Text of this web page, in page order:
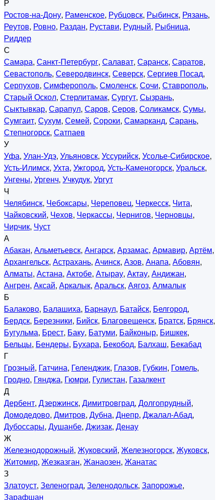
Р
Ростов-на-Дону, Раменское, Рубцовск, Рыбинск, Рязань,
Реутов, Ровно, Раздан, Рустави, Рудный, Рыбница,
Риддер
С
Самара, Санкт-Петербург, Салават, Саранск, Саратов,
Севастополь, Северодвинск, Северск, Сергиев Посад,
Серпухов, Симферополь, Смоленск, Сочи, Ставрополь,
Старый Оскол, Стерлитамак, Сургут, Сызрань,
Сыктывкар, Сарапул, Саров, Серов, Соликамск, Сумы,
Сумгаит, Сухум, Семей, Сороки, Самарканд, Сарань,
Степногорск, Сатпаев
У
Уфа, Улан-Удэ, Ульяновск, Уссурийск, Усолье-Сибирское,
Усть-Илимск, Ухта, Ужгород, Усть-Каменогорск, Уральск,
Унгены, Ургенч, Учкудук, Ургут
Ч
Челябинск, Чебоксары, Череповец, Черкесск, Чита,
Чайковский, Чехов, Черкассы, Чернигов, Черновцы,
Чирчик, Чуст
А
Абакан, Альметьевск, Ангарск, Арзамас, Армавир, Артём,
Архангельск, Астрахань, Ачинск, Азов, Анапа, Абовян,
Алматы, Астана, Актобе, Атырау, Актау, Андижан,
Ангрен, Аксай, Аркалык, Аральск, Аягоз, Алмалык
Б
Балаково, Балашиха, Барнаул, Батайск, Белгород,
Бердск, Березники, Бийск, Благовещенск, Братск, Брянск,
Бугульма, Брест, Баку, Батуми, Байконыр, Бишкек,
Бельцы, Бендеры, Бухара, Бекобод, Балхаш, Бекабад
Г
Грозный, Гатчина, Геленджик, Глазов, Губкин, Гомель,
Гродно, Гянджа, Гюмри, Гулистан, Газалкент
Д
Дербент, Дзержинск, Димитровград, Долгопрудный,
Домодедово, Дмитров, Дубна, Днепр, Джалал-Абад,
Дубоссары, Душанбе, Джизак, Денау
Ж
Железнодорожный, Жуковский, Железногорск, Жуковск,
Житомир, Жезказган, Жанаозен, Жанатас
З
Златоуст, Зеленоград, Зеленодольск, Запорожье,
Зарафшан